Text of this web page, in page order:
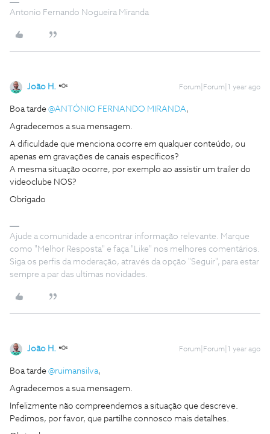
Antonio Fernando Nogueira Miranda
João H. Forum|Forum|1 year ago
Boa tarde ​ @ANTÓNIO FERNANDO MIRANDA,
Agradecemos a sua mensagem.
A dificuldade que menciona ocorre em qualquer conteúdo, ou
apenas em gravações de canais específicos?
A mesma situação ocorre, por exemplo ao assistir um trailer do
videoclube NOS?
Obrigado
Ajude a comunidade a encontrar informação relevante. Marque
como "Melhor Resposta" e faça "Like" nos melhores comentários.
Siga os perfis da moderação, através da opção "Seguir", para estar
sempre a par das ultimas novidades.
João H. Forum|Forum|1 year ago
Boa tarde ​ @ruimansilva,
Agradecemos a sua mensagem.
Infelizmente não compreendemos a situação que descreve.
Pedimos, por favor, que partilhe connosco mais detalhes.